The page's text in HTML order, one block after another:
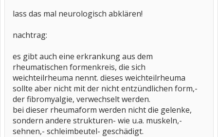
lass das mal neurologisch abklären!
nachtrag:
es gibt auch eine erkrankung aus dem
rheumatischen formenkreis, die sich
weichteilrheuma nennt. dieses weichteilrheuma
sollte aber nicht mit der nicht entzündlichen form,-
der fibromyalgie, verwechselt werden.
bei dieser rheumaform werden nicht die gelenke,
sondern andere strukturen- wie u.a. muskeln,-
sehnen,- schleimbeutel- geschädigt.